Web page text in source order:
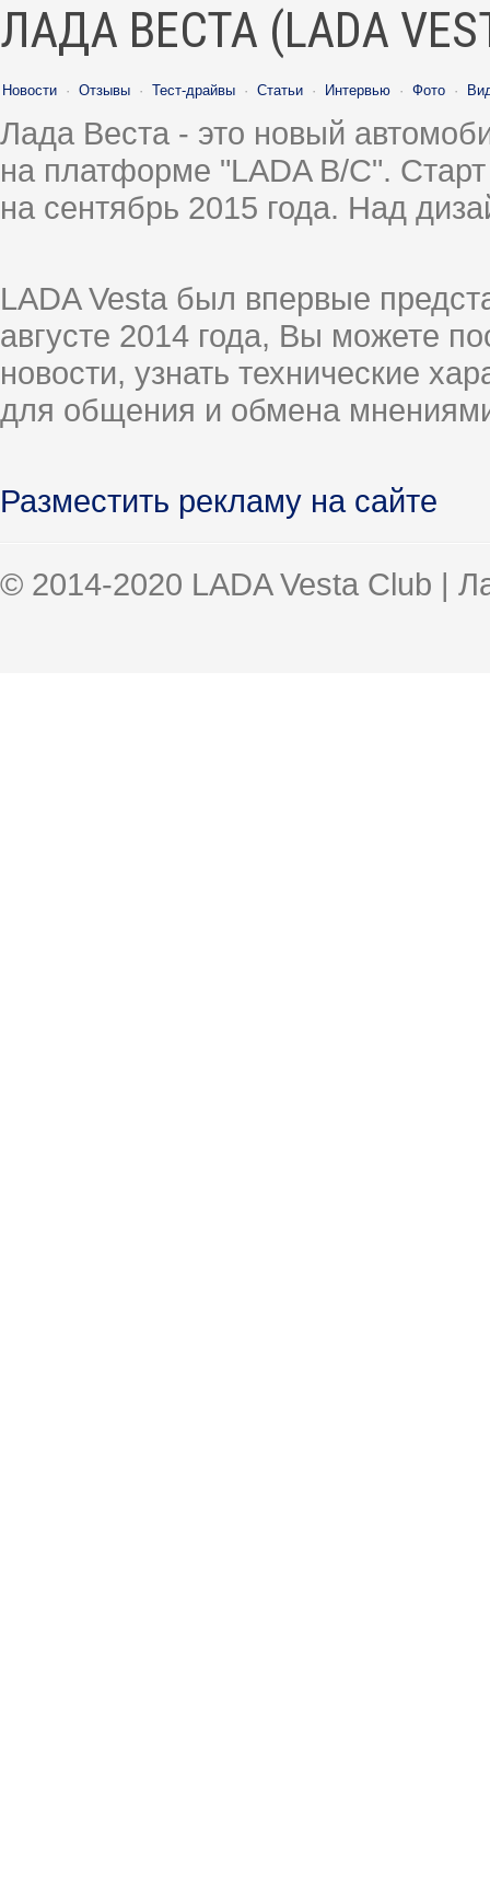
ЛАДА ВЕСТА (LADA
Новости · Отзывы · Тест-драйвы · Статьи · Интервью · Фото ·
Лада Веста - это новый
на платформе "LADA B/C".
на сентябрь 2015 года. Над
LADA Vesta был впервые
августе 2014 года, Вы можете
новости, узнать технические
для общения и обмена
Разместить рекламу на сайте
© 2014-2020 LADA Vesta Club |